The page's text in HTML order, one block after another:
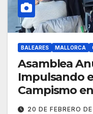
BALEARES MALLORCA
Asamblea
Impulsando
Campismo
20 DE FEBRERO